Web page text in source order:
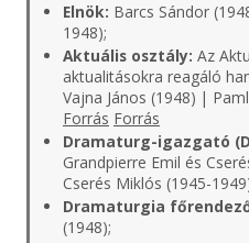
Elnök: Barcs Sándor
1948);
Aktuális osztály: Az
aktualitásokra reagáló
Vajna János (1948) |
Forrás Forrás
Dramaturg-igazgató
Grandpierre Emil és
Cserés Miklós (1945-
Dramaturgia
(1948);